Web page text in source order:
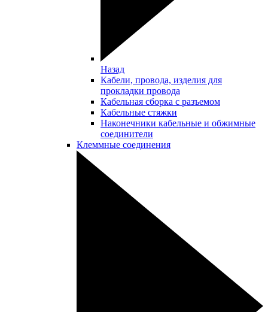
Назад
Кабели, провода, изделия для
прокладки провода
Кабельная сборка с разъемом
Кабельные стяжки
Наконечники кабельные и обжимные
соединители
Клеммные соединения